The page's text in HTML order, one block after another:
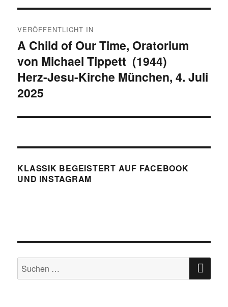
VERÖFFENTLICHT IN
A Child of Our Time, Oratorium
von Michael Tippett (1944)
Herz-Jesu-Kirche München, 4. Juli
2025
KLASSIK BEGEISTERT AUF FACEBOOK
UND INSTAGRAM
Suchen
nach: